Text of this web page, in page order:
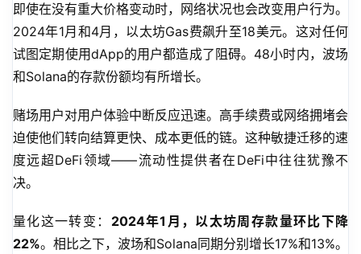
即使在没有重大价格变动时，网络状况也会改变用户行为。
2024年1月和4月，以太坊Gas费飙升至18美元。这对任何
试图定期使用dApp的用户都造成了阻碍。48小时内，波场
和Solana的存款份额均有所增长。
赌场用户对用户体验中断反应迅速。高手续费或网络拥堵会
迫使他们转向结算更快、成本更低的链。这种敏捷迁移的速
度远超DeFi领域——流动性提供者在DeFi中往往犹豫不
决。
量化这一转变： 2024年1月，以太坊周存款量环比下降
22%。相比之下，波场和Solana同期分别增长17%和13%。